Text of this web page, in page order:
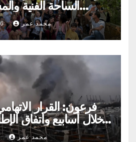
الساحة الفنية
محمد عمر
فرعون: القرار
خلال أسابيع واتفاق
محمد عمر